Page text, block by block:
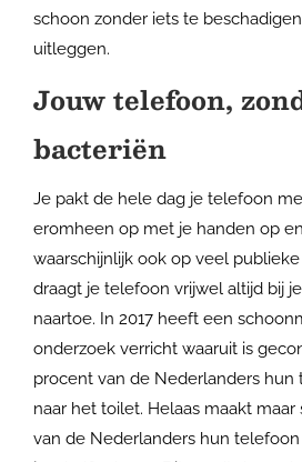
schoon zonder iets te
uitleggen.
Jouw telefoon,
bacteriën
Je pakt de hele dag je telefoon
eromheen op met je handen op
waarschijnlijk ook op veel
draagt je telefoon vrijwel altijd bij
naartoe. In 2017 heeft een
onderzoek verricht waaruit is
procent van de Nederlanders
naar het toilet. Helaas maakt maar
van de Nederlanders hun